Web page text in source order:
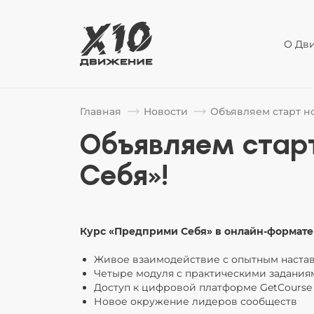
О
Главная Новости Объявляем старт
Объявляем
Себя»!
Курс «Предприми Себя» в онлайн-
Живое взаимодействие с опытным
Четыре модуля с практическими
Доступ к цифровой платформе GetCourse
Новое окружение лидеров сообществ